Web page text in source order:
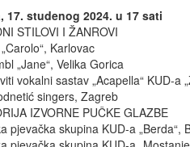
17. studenog 2024. u 17 sati
STILOVI I ŽANROVI
Karlovac
„Jane“, Velika Gorica
vokalni sastav „Acapella“ KUD-a
singers, Zagreb
IZVORNE PUČKE GLAZBE
pjevačka skupina KUD-a „Berda“,